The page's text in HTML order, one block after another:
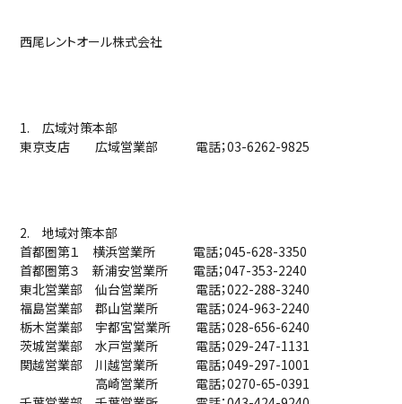
西尾レントオール株式会社
1. 広域対策本部
東京支店 広域営業部 電話；03-6262-9825
2. 地域対策本部
首都圏第１ 横浜営業所 電話；045-628-3350
首都圏第３ 新浦安営業所 電話；047-353-2240
東北営業部 仙台営業所 電話；022-288-3240
福島営業部 郡山営業所 電話；024-963-2240
栃木営業部 宇都宮営業所 電話；028-656-6240
茨城営業部 水戸営業所 電話；029-247-1131
関越営業部 川越営業所 電話；049-297-1001
高崎営業所 電話；0270-65-0391